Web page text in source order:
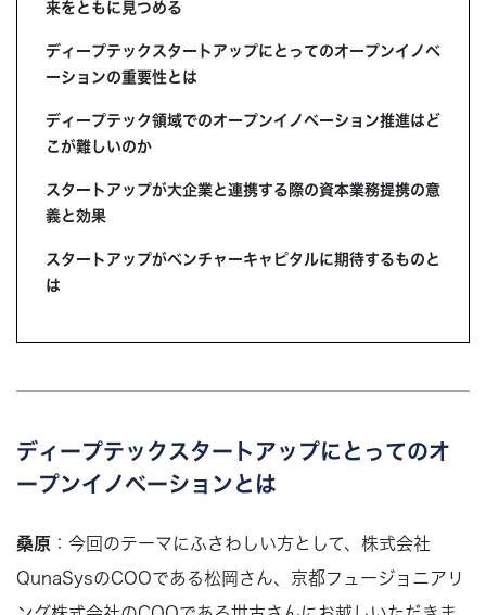
来をともに見つめる
ディープテックスタートアップにとってのオープンイノベ
ーションの重要性とは
ディープテック領域でのオープンイノベーション推進はど
こが難しいのか
スタートアップが大企業と連携する際の資本業務提携の意
義と効果
スタートアップがベンチャーキャピタルに期待するものと
は
ディープテックスタートアップにとってのオ
ープンイノベーションとは
桑原 ：今回のテーマにふさわしい方として、株式会社
QunaSysのCOOである松岡さん、京都フュージョニアリ